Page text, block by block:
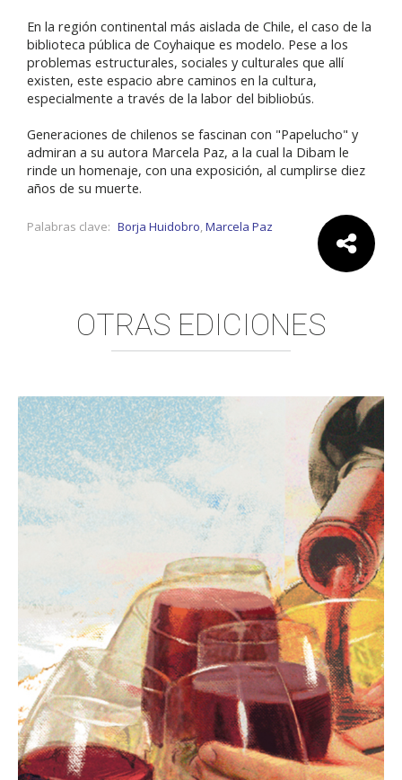
En la región continental más aislada de Chile, el caso de la
biblioteca pública de Coyhaique es modelo. Pese a los
problemas estructurales, sociales y culturales que allí
existen, este espacio abre caminos en la cultura,
especialmente a través de la labor del bibliobús.
Generaciones de chilenos se fascinan con "Papelucho" y
admiran a su autora Marcela Paz, a la cual la Dibam le
rinde un homenaje, con una exposición, al cumplirse diez
años de su muerte.
Palabras clave: Borja Huidobro,Marcela Paz
OTRAS EDICIONES